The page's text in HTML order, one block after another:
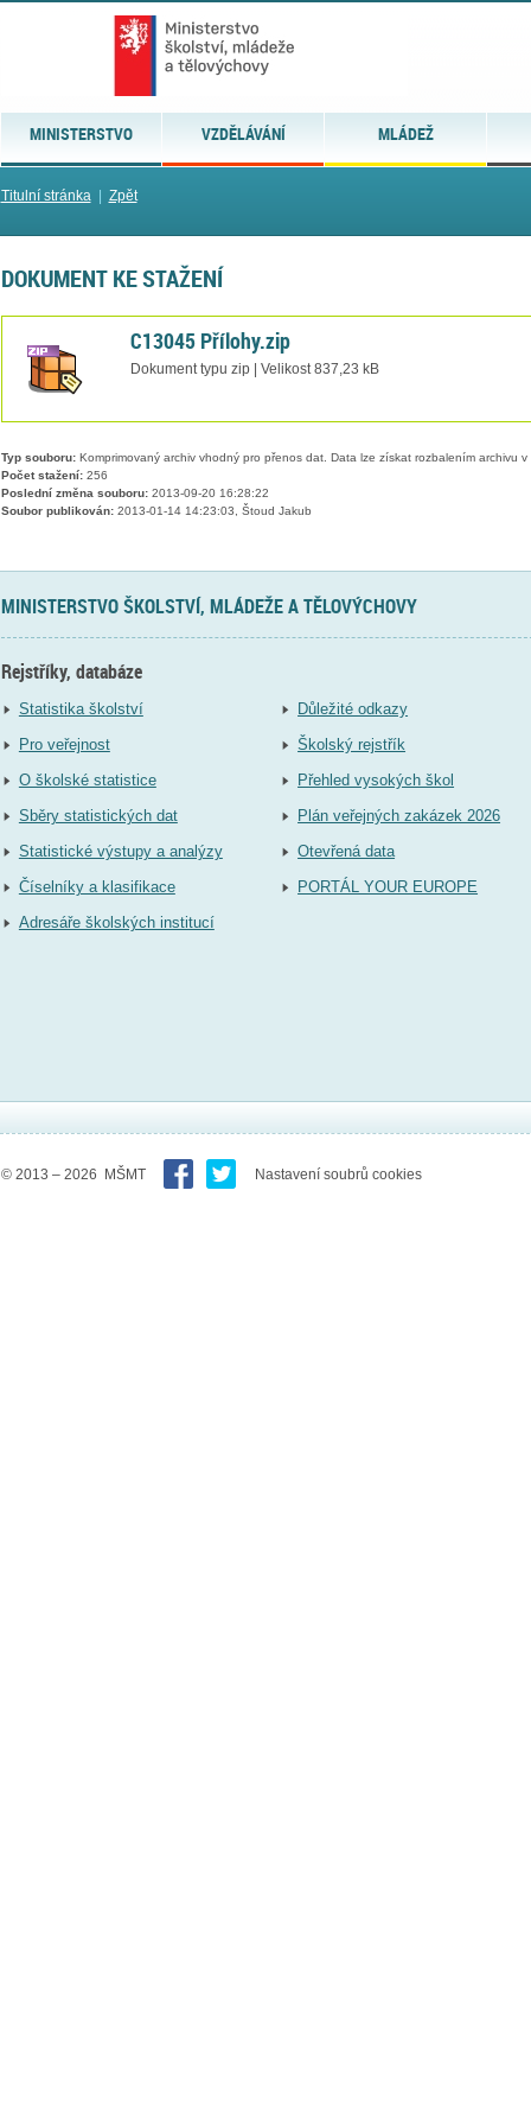
MINISTERSTVO VZDĚLÁVÁNÍ MLÁDEŽ
Titulní stránka| Zpět
DOKUMENT KE STAŽENÍ
C13045 Přílohy.zip
Dokument typu zip | Velikost 837,23 kB
Typ souboru:Komprimovaný archiv vhodný pro přenos dat. Data lze získat rozbalením archivu
Počet stažení:256
Poslední změna souboru:2013-09-20 16:28:22
Soubor publikován:2013-01-14 14:23:03, Štoud Jakub
MINISTERSTVO ŠKOLSTVÍ, MLÁDEŽE A TĚLOVÝCHOVY
Rejstříky, databáze
Statistika školství
Pro veřejnost
O školské statistice
Sběry statistických dat
Statistické výstupy a analýzy
Číselníky a klasifikace
Adresáře školských institucí
Důležité odkazy
Školský rejstřík
Přehled vysokých škol
Plán veřejných zakázek 2026
Otevřená data
PORTÁL YOUR EUROPE
© 2013 – 2026 MŠMT Nastavení soubrů cookies